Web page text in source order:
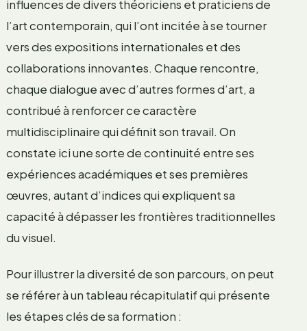
influences de divers théoriciens et praticiens de
l’art contemporain, qui l’ont incitée à se tourner
vers des expositions internationales et des
collaborations innovantes. Chaque rencontre,
chaque dialogue avec d’autres formes d’art, a
contribué à renforcer ce caractère
multidisciplinaire qui définit son travail. On
constate ici une sorte de continuité entre ses
expériences académiques et ses premières
œuvres, autant d’indices qui expliquent sa
capacité à dépasser les frontières traditionnelles
du visuel.
Pour illustrer la diversité de son parcours, on peut
se référer à un tableau récapitulatif qui présente
les étapes clés de sa formation :